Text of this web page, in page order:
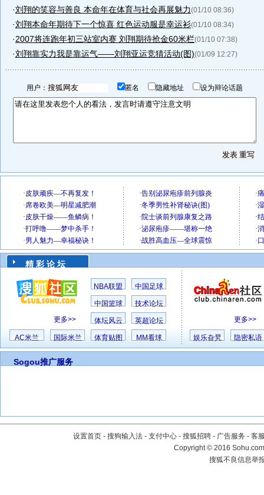
·刘翔的笑容与善良 本命年在体育与社会再展魅力(01/10 08:36)
·刘翔本命年期待下一个惊喜 红色运动服是幸运衫(01/10 08:34)
·2007将连跑年初三站室内赛 刘翔期待抢金60米栏(01/10 07:38)
·刘翔靠实力我是靠运气——刘翔亚运竞猜活动(图)(01/09 12:27)
用户： 匿名 隐藏地址 设为辩论话题
精 彩 论 坛
更多>>
NBA联盟 中国足球
中国篮球 技术论坛
体坛风云 英超论坛
AC米兰 国际米兰 体育贴图 MM看球
更多>>
娱乐旮旯 隐密私语
Sogou推广服务
设置首页 - 搜狗输入法 - 支付中心 - 搜狐招聘 - 广告服务 - 客
Copyright©2016
搜狐不良信息举